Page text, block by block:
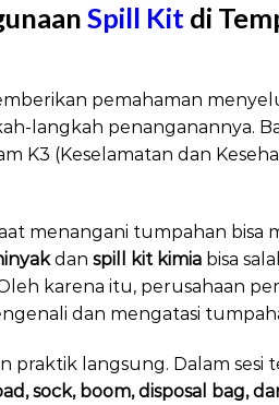
Spill Kit di
pemahaman
langkah penanganannya.
K3 (Keselamatan dan
menangani tumpahan bisa
dan spill kit kimia bisa
karena itu, perusahaan
dan mengatasi
praktik langsung. Dalam sesi
sock, boom, disposal bag,